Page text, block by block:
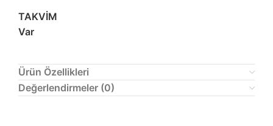
TAKVİM
Var
Ürün Özellikleri
Değerlendirmeler (0)